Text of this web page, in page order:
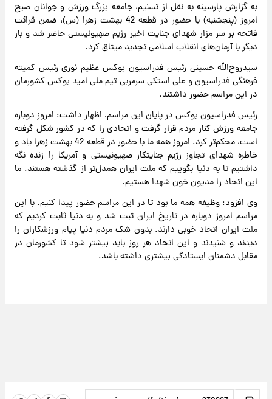
به گزارش پارسینه به نقل از تسنیم، جامعه بزرگ ورزش و جوانان صبح
امروز (پنجشنبه) با حضور در قطعه 42 بهشت زهرا (س)، ضمن قرائت
فاتحه بر سر مزار شهدای جنایت اخیر رژیم صهیونیستی حاضر شد و بار
دیگر با آرمان‌های انقلاب اسلامی تجدید میثاق کرد.
سیدروح‌الله حسینی رئیس فدراسیون بوکس عظیم نوری رئیس کمیته
فرهنگی فدراسیون و علی استکی سرمربی تیم ملی امید بوکس کشورمان
در این مراسم حضور داشتند.
رئیس فدراسیون بوکس در پایان این مراسم، اظهار داشت: امروز دوباره
جامعه ورزش کنار مردم قرار گرفت و اتحادی را که در کشور شکل گرفته
است، محکم‌تر کرد. امروز همه ما با حضور در قطعه 42 بهشت زهرا یاد و
خاطره شهدای تجاوز رژیم جنایتکار صهیونیستی و آمریکا را زنده نگه
داشتیم تا به دنیا بگوییم که ملت ایران همدل‌تر از گذشته هستند. ما
این اتحاد را مدیون خون شهدا هستیم.
وی افزود: وظیفه همه ما بود تا در این مراسم حضور پیدا کنیم. با این
مراسم امروز دوباره در تاریخ ایران ثبت شد و به دنیا ثابت کردیم که
ملت ایران اتحاد خوبی دارند. بدون شک مردم دنیا پیام ورزشکاران را
دیدند و شنیدند و این اتحاد هر روز باید بیشتر شود تا کشورمان در
مقابل دشمنان ایستادگی بیشتری داشته باشد.